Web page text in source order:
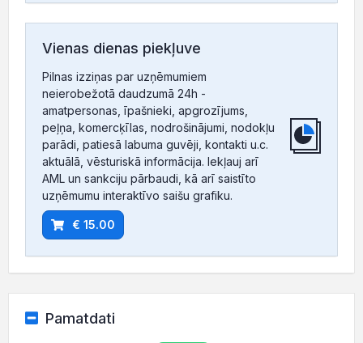
Vienas dienas piekļuve
Pilnas izziņas par uzņēmumiem
neierobežotā daudzumā 24h -
amatpersonas, īpašnieki, apgrozījums,
peļņa, komercķīlas, nodrošinājumi, nodokļu
parādi, patiesā labuma guvēji, kontakti u.c.
aktuālā, vēsturiskā informācija. Iekļauj arī
AML un sankciju pārbaudi, kā arī saistīto
uzņēmumu interaktīvo saišu grafiku.
€ 15.00
Pamatdati